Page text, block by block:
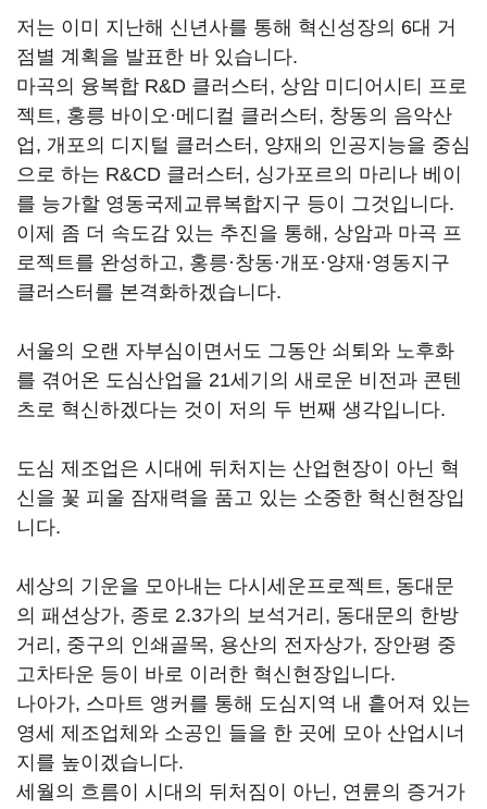
저는 이미 지난해 신년사를 통해 혁신성장의 6대 거
점별 계획을 발표한 바 있습니다.
마곡의 융복합 R&D 클러스터, 상암 미디어시티 프로
젝트, 홍릉 바이오·메디컬 클러스터, 창동의 음악산
업, 개포의 디지털 클러스터, 양재의 인공지능을 중심
으로 하는 R&CD 클러스터, 싱가포르의 마리나 베이
를 능가할 영동국제교류복합지구 등이 그것입니다.
이제 좀 더 속도감 있는 추진을 통해, 상암과 마곡 프
로젝트를 완성하고, 홍릉·창동·개포·양재·영동지구
클러스터를 본격화하겠습니다.
서울의 오랜 자부심이면서도 그동안 쇠퇴와 노후화
를 겪어온 도심산업을 21세기의 새로운 비전과 콘텐
츠로 혁신하겠다는 것이 저의 두 번째 생각입니다.
도심 제조업은 시대에 뒤처지는 산업현장이 아닌 혁
신을 꽃 피울 잠재력을 품고 있는 소중한 혁신현장입
니다.
세상의 기운을 모아내는 다시세운프로젝트, 동대문
의 패션상가, 종로 2.3가의 보석거리, 동대문의 한방
거리, 중구의 인쇄골목, 용산의 전자상가, 장안평 중
고차타운 등이 바로 이러한 혁신현장입니다.
나아가, 스마트 앵커를 통해 도심지역 내 흩어져 있는
영세 제조업체와 소공인 들을 한 곳에 모아 산업시너
지를 높이겠습니다.
세월의 흐름이 시대의 뒤처짐이 아닌, 연륜의 증거가